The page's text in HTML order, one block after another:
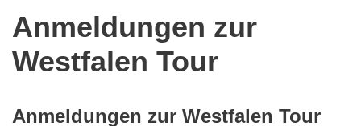
Anmeldungen zur
Westfalen Tour
Anmeldungen zur Westfalen Tour